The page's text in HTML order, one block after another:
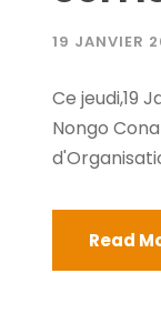
19 JANVIER
Ce jeudi,19
Nongo
Read